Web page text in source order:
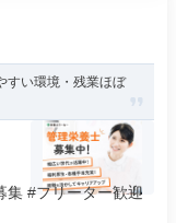
すい環境・残業ほぼ
集 #フリーター歓迎